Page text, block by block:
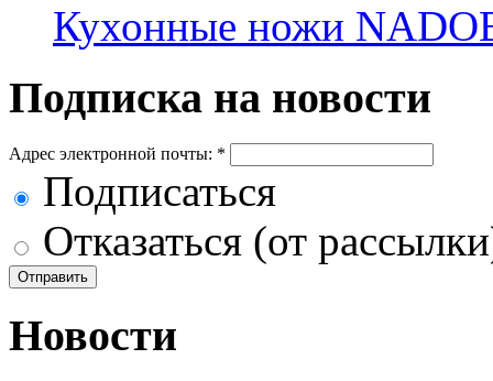
Кухонные ножи
Подписка на новости
Адрес электронной почты: *
Подписаться
Отказаться (от
Новости